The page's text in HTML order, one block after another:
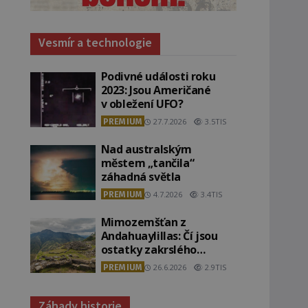
Vesmír a technologie
Podivné události roku
2023: Jsou Američané
v obležení UFO?
PREMIUM 27.7.2026 3.5TIS
Nad australským
městem „tančila“
záhadná světla
PREMIUM 4.7.2026 3.4TIS
Mimozemšťan z
Andahuaylillas: Čí jsou
ostatky zakrslého
stvoření s ohromnou
lebkou?
PREMIUM 26.6.2026 2.9TIS